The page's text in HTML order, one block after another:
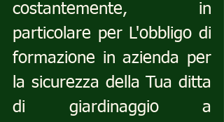
costantemente, in
particolare per L'obbligo di
formazione in azienda per
la sicurezza della Tua ditta
di giardinaggio a